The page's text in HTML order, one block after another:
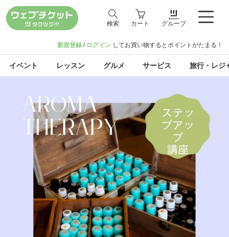
検索 カート グループ
新規登録 / ログイン してお買い物するとポイントがたまる！
イベント レッスン グルメ サービス 旅行・レジ